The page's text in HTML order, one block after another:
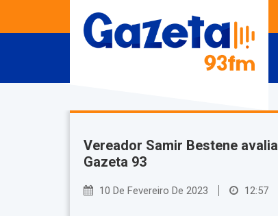
Vereador Samir Bestene
Gazeta 93
10 De Fevereiro De 2023 12:57